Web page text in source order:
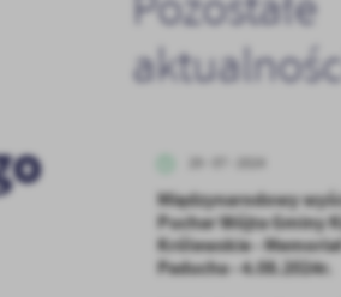
Międzynarodowy
Puchar Wójta Gminy
Królewskie -
Paducha - 4.08.2024r.